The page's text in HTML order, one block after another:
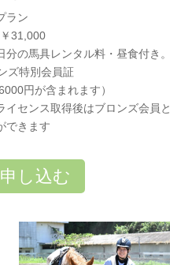
ラン
31,000
分の馬具レンタル料・昼食付き。
ズ特別会員証
円が含まれます）
イセンス取得後はブロンズ会員と
できます
し込む